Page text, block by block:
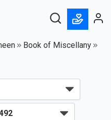
Book of Miscellany